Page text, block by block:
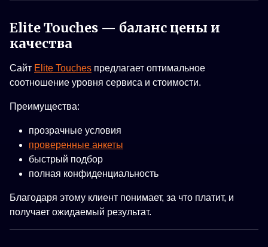
Elite Touches — баланс цены и
качества
Сайт Elite Touches предлагает оптимальное
соотношение уровня сервиса и стоимости.
Преимущества:
прозрачные условия
проверенные анкеты
быстрый подбор
полная конфиденциальность
Благодаря этому клиент понимает, за что платит, и
получает ожидаемый результат.